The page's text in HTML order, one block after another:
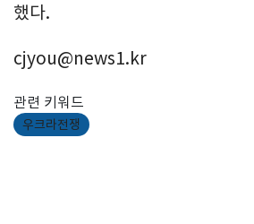
했다.
cjyou@news1.kr
관련 키워드
우크라전쟁